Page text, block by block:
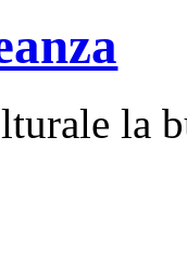
la